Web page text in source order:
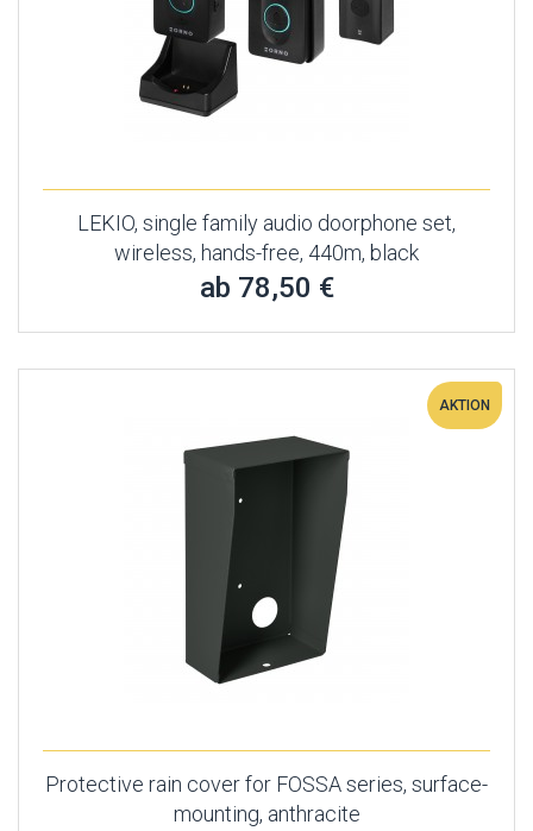
LEKIO, single family audio doorphone set,
wireless, hands-free, 440m, black
ab 78,50 €
AKTION
Protective rain cover for FOSSA series, surface-
mounting, anthracite